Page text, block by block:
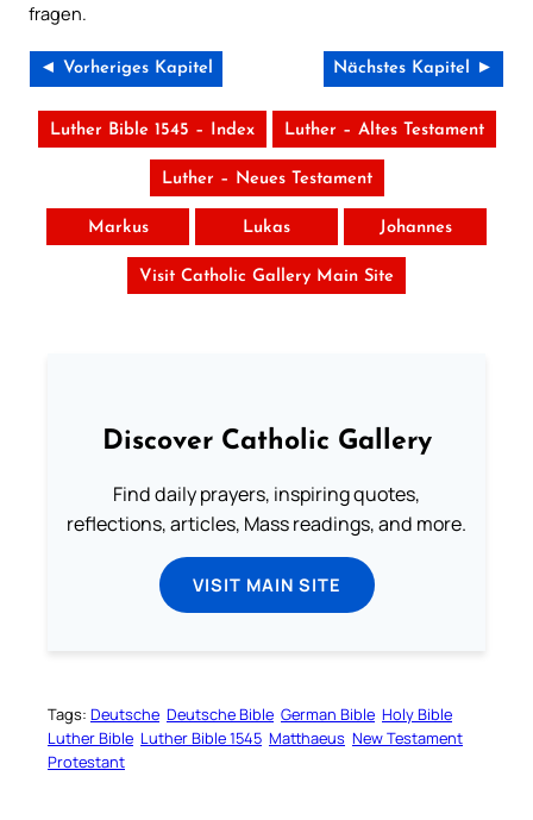
fragen.
◄ Vorheriges Kapitel Nächstes Kapitel ►
Luther Bible 1545 – Index Luther – Altes Testament
Luther – Neues Testament
Markus Lukas Johannes
Visit Catholic Gallery Main Site
Discover Catholic Gallery
Find daily prayers, inspiring quotes,
reflections, articles, Mass readings, and more.
VISIT MAIN SITE
Tags: Deutsche Deutsche Bible German Bible Holy Bible
Luther Bible Luther Bible 1545 Matthaeus New Testament
Protestant